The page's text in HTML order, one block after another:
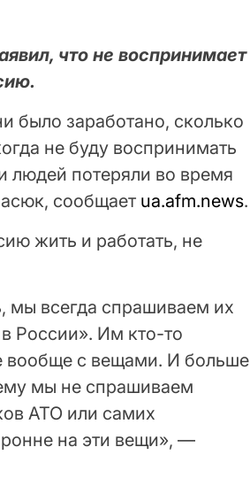
что не воспринимает
было заработано, сколько
не буду воспринимать
людей потеряли во время
сообщает ua.afm.news.
жить и работать, не
мы всегда спрашиваем их
России». Им кто-то
вообще с вещами. И больше
мы не спрашиваем
АТО или самих
на эти вещи», —